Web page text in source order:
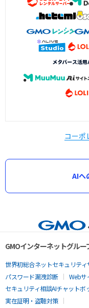
コーポ
AIへ
GMOインターネットグル
世界初総合ネットセキュリティ
パスワード漏洩診断
Webサ
セキュリティ相談AIチャットボ
実在証明・盗聴対策